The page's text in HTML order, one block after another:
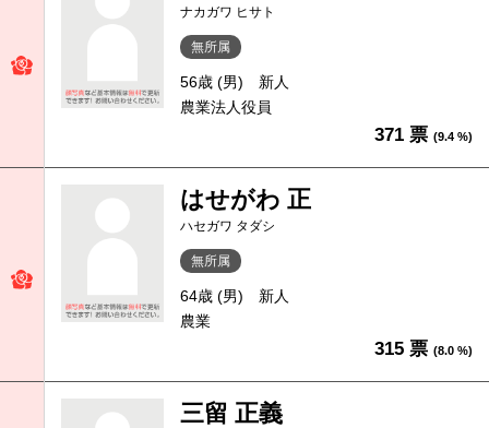
ナカガワ ヒサト
無所属
56歳 (男)
新人
農業法人役員
371 票 (9.4 %)
はせがわ 正
ハセガワ タダシ
無所属
64歳 (男)
新人
農業
315 票 (8.0 %)
三留 正義